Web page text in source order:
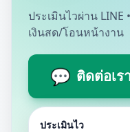
ประเมินไวผ่าน
เงินสด/โอนหน้างาน
💬 ติดต่อเร
ประเมินไว